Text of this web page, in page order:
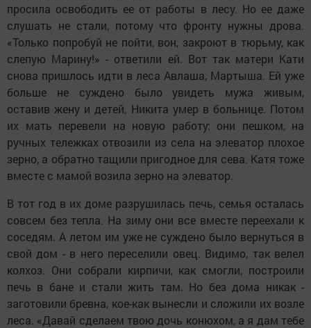
просила освободить ее от работы в лесу. Но ее даже
слушать не стали, потому что фронту нужны дрова.
«Только попробуй не пойти, вон, закроют в тюрьму, как
слепую Марину!» - ответили ей. Вот так матери Кати
снова пришлось идти в леса Авлаша, Мартыша. Ей уже
больше не суждено было увидеть мужа живым,
оставив жену и детей, Никита умер в больнице. Потом
их мать перевели на новую работу: они пешком, на
ручных тележках отвозили из села на элеватор плохое
зерно, а обратно тащили пригодное для сева. Катя тоже
вместе с мамой возила зерно на элеватор.
В тот год в их доме разрушилась печь, семья осталась
совсем без тепла. На зиму они все вместе переехали к
соседям. А летом им уже не суждено было вернуться в
свой дом - в него переселили овец. Видимо, так велел
колхоз. Они собрали кирпичи, как смогли, построили
печь в бане и стали жить там. Но без дома никак -
заготовили бревна, кое-как вынесли и сложили их возле
леса. «Давай сделаем твою дочь конюхом, а я дам тебе